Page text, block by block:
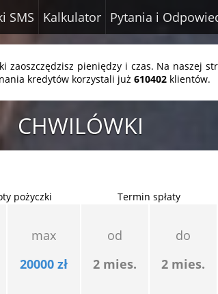
SMS Kalkulator Pytania i
zaoszczędzisz pieniędzy i czas. Na naszej
kredytów korzystali już 610402 klientów.
CHWILÓWKI
pożyczki Termin spłaty
max
20000 zł
od
2 mies.
do
2 mies.